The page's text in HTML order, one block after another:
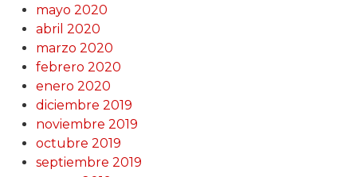
mayo 2020
abril 2020
marzo 2020
febrero 2020
enero 2020
diciembre 2019
noviembre 2019
octubre 2019
septiembre 2019